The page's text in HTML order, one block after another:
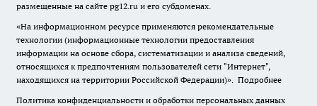
размещенные на сайте pg12.ru и его субдоменах.
«На информационном ресурсе применяются рекомендательные
технологии (информационные технологии предоставления
информации на основе сбора, систематизации и анализа сведений,
относящихся к предпочтениям пользователей сети "Интернет",
находящихся на территории Российской Федерации)». Подробнее
Политика конфиденциальности и обработки персональных данных